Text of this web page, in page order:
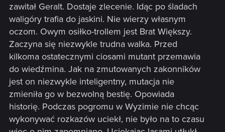
zawitał Geralt. Dostaje zlecenie. Idąc po śladach
waligóry trafia do jaskini. Nie wierzy własnym
oczom. Owym osiłko-trollem jest Brat Większy.
Zaczyna się niezwykle trudna walka. Przed
kilkoma ostatecznymi ciosami mutant przemawia
do wiedźmina. Jak na zmutowanych zakonników
jest on niezwykle inteligentny, mutacja nie
zmieniła go w bezwolną bestię. Opowiada
historię. Podczas pogromu w Wyzimie nie chcąc
wykonywać rozkazów uciekł, nie było na to czasu